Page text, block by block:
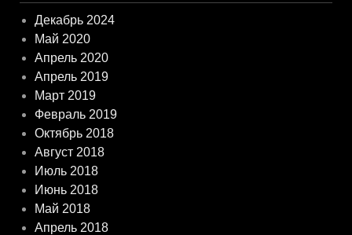
Декабрь 2024
Май 2020
Апрель 2020
Апрель 2019
Март 2019
Февраль 2019
Октябрь 2018
Август 2018
Июль 2018
Июнь 2018
Май 2018
Апрель 2018